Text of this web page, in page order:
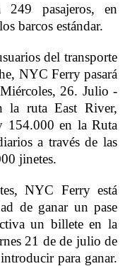
249 pasajeros, en
barcos estándar.
del transporte
NYC Ferry pasará
26. Julio -
la ruta East River,
154.000 en la Ruta
a través de las
jinetes.
NYC Ferry está
de ganar un pase
un billete en la
21 de de julio de
para ganar.